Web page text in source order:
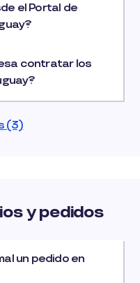
el Portal de
contratar los
(3)
y pedidos
un pedido en